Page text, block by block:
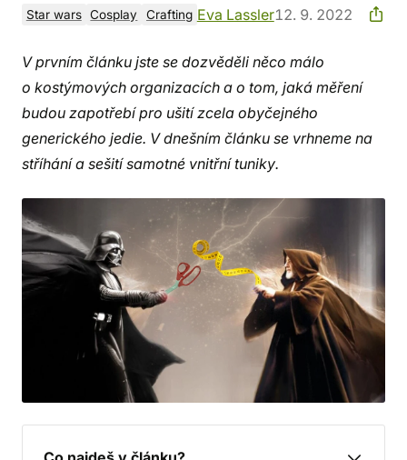
Star wars Cosplay Crafting Eva Lassler12. 9. 2022
V prvním článku jste se dozvěděli něco málo
o kostýmových organizacích a o tom, jaká měření
budou zapotřebí pro ušití zcela obyčejného
generického jedie. V dnešním článku se vrhneme na
stříhání a sešití samotné vnitřní tuniky.